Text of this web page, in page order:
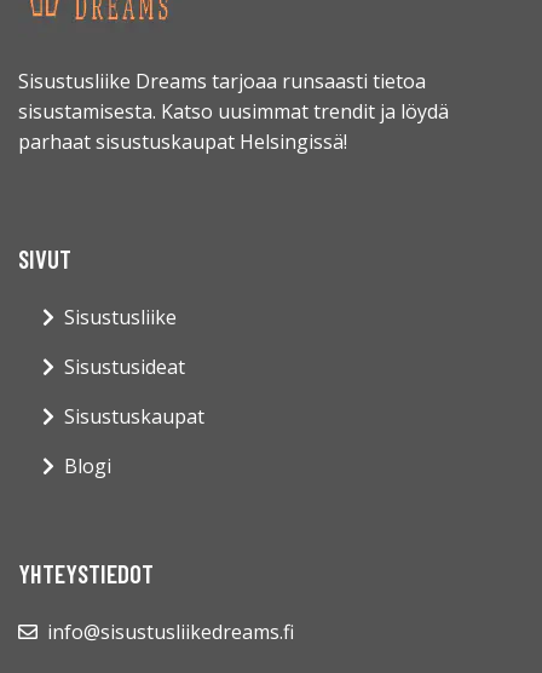
Sisustusliike Dreams tarjoaa runsaasti tietoa
sisustamisesta. Katso uusimmat trendit ja löydä
parhaat sisustuskaupat Helsingissä!
SIVUT
Sisustusliike
Sisustusideat
Sisustuskaupat
Blogi
YHTEYSTIEDOT
info@sisustusliikedreams.fi